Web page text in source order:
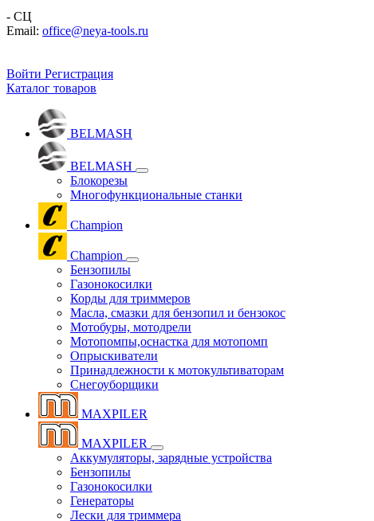
- СЦ
Email: office@neya-tools.ru
Войти Регистрация
Каталог товаров
BELMASH
BELMASH
Блокорезы
Многофункциональные станки
Champion
Champion
Бензопилы
Газонокосилки
Корды для триммеров
Масла, смазки для бензопил и бензокос
Мотобуры, мотодрели
Мотопомпы,оснастка для мотопомп
Опрыскиватели
Принадлежности к мотокультиваторам
Снегоуборщики
MAXPILER
MAXPILER
Аккумуляторы, зарядные устройства
Бензопилы
Газонокосилки
Генераторы
Лески для триммера